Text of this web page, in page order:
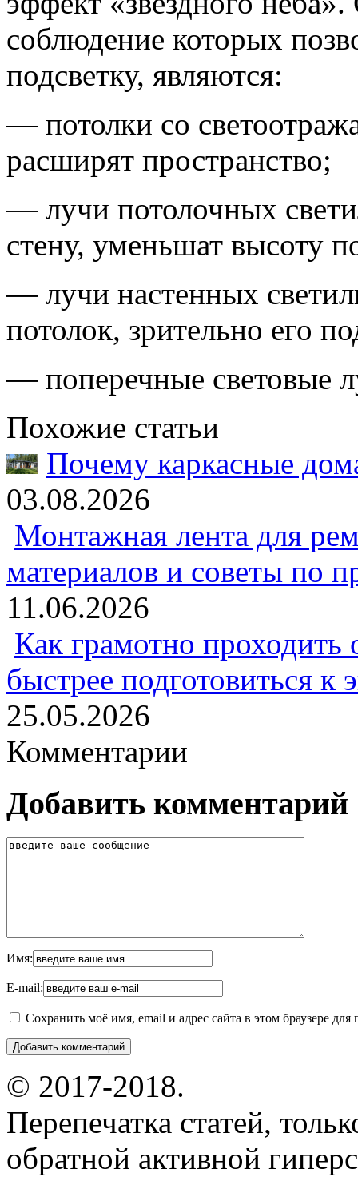
соблюдение которых
подсветку, являются:
— потолки со
расширят пространство;
— лучи потолочных
стену, уменьшат высоту
— лучи настенных
потолок, зрительно его
— поперечные световые
Похожие статьи
Почему каркасные
03.08.2026
Монтажная лента для
материалов и советы по
11.06.2026
Как грамотно проходить
быстрее подготовиться к
25.05.2026
Комментарии
Добавить комментарий
Имя:
E-mail:
Сохранить моё имя, email и адрес сайта в этом браузере
© 2017-2018.
Перепечатка статей,
обратной активной